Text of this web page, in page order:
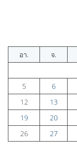
อา.
จ.
5
6
12
13
19
20
26
27